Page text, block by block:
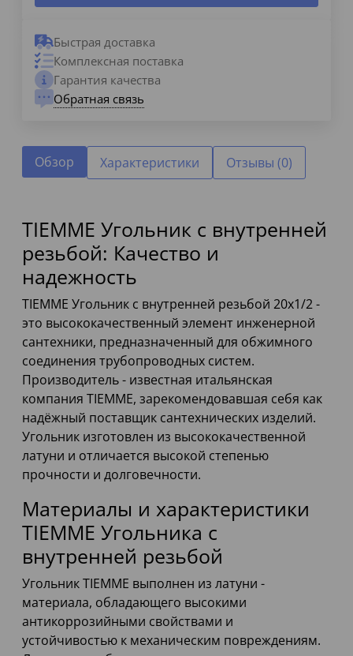
Быстрая доставка
Комплексная поставка
Гарантия качества
Обратная связь
Обзор Характеристики Отзывы (0)
TIEMME Угольник с внутренней
резьбой: Качество и
надежность
TIEMME Угольник с внутренней резьбой 20х1/2 -
это высококачественный элемент инженерной
сантехники, предназначенный для обжимного
соединения трубопроводных систем.
Производитель - известная итальянская
компания TIEMME, зарекомендовавшая себя как
надёжный поставщик сантехнических изделий.
Угольник изготовлен из высококачественной
латуни и отличается высокой степенью
прочности и долговечности.
Материалы и характеристики
TIEMME Угольника с
внутренней резьбой
Угольник TIEMME выполнен из латуни -
материала, обладающего высокими
антикоррозийными свойствами и
устойчивостью к механическим повреждениям.